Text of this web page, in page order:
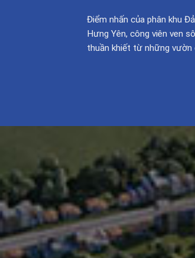
Điểm nhấn của phân khu
Hưng Yên, công viên ven
thuần khiết từ những